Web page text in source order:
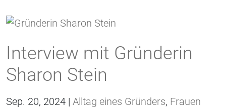
Interview mit Gründerin
Sharon Stein
Sep. 20, 2024 | Alltag eines Gründers, Frauen